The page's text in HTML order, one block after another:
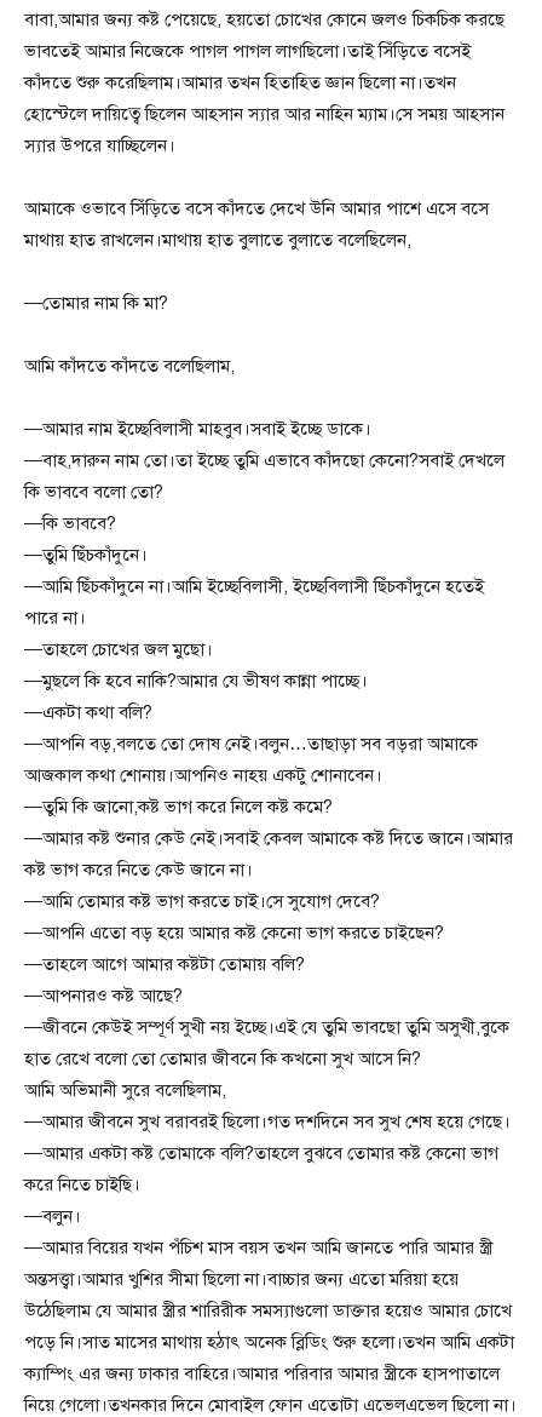
বাবা,আমার জন্য কষ্ট পেয়েছে, হয়তো চোখের কোনে জলও চিকচিক করছে
ভাবতেই আমার নিজেকে পাগল পাগল লাগছিলো।তাই সিঁড়িতে বসেই
কাঁদতে শুরু করেছিলাম।আমার তখন হিতাহিত জ্ঞান ছিলো না।তখন
হোস্টেলে দায়িত্বে ছিলেন আহসান স্যার আর নাহিন ম্যাম।সে সময় আহসান
স্যার উপরে যাচ্ছিলেন।
আমাকে ওভাবে সিঁড়িতে বসে কাঁদতে দেখে উনি আমার পাশে এসে বসে
মাথায় হাত রাখলেন।মাথায় হাত বুলাতে বুলাতে বলেছিলেন,
—তোমার নাম কি মা?
আমি কাঁদতে কাঁদতে বলেছিলাম,
—আমার নাম ইচ্ছেবিলাসী মাহবুব।সবাই ইচ্ছে ডাকে।
—বাহ,দারুন নাম তো।তা ইচ্ছে তুমি এভাবে কাঁদছো কেনো?সবাই দেখলে
কি ভাববে বলো তো?
—কি ভাববে?
—তুমি ছিঁচকাঁদুনে।
—আমি ছিঁচকাঁদুনে না।আমি ইচ্ছেবিলাসী, ইচ্ছেবিলাসী ছিঁচকাঁদুনে হতেই
পারে না।
—তাহলে চোখের জল মুছো।
—মুছলে কি হবে নাকি?আমার যে ভীষণ কান্না পাচ্ছে।
—একটা কথা বলি?
—আপনি বড়,বলতে তো দোষ নেই।বলুন…তাছাড়া সব বড়রা আমাকে
আজকাল কথা শোনায়।আপনিও নাহয় একটু শোনাবেন।
—তুমি কি জানো,কষ্ট ভাগ করে নিলে কষ্ট কমে?
—আমার কষ্ট শুনার কেউ নেই।সবাই কেবল আমাকে কষ্ট দিতে জানে।আমার
কষ্ট ভাগ করে নিতে কেউ জানে না।
—আমি তোমার কষ্ট ভাগ করতে চাই।সে সুযোগ দেবে?
—আপনি এতো বড় হয়ে আমার কষ্ট কেনো ভাগ করতে চাইছেন?
—তাহলে আগে আমার কষ্টটা তোমায় বলি?
—আপনারও কষ্ট আছে?
—জীবনে কেউই সম্পূর্ণ সুখী নয় ইচ্ছে।এই যে তুমি ভাবছো তুমি অসুখী,বুকে
হাত রেখে বলো তো তোমার জীবনে কি কখনো সুখ আসে নি?
আমি অভিমানী সুরে বলেছিলাম,
—আমার জীবনে সুখ বরাবরই ছিলো।গত দশদিনে সব সুখ শেষ হয়ে গেছে।
—আমার একটা কষ্ট তোমাকে বলি?তাহলে বুঝবে তোমার কষ্ট কেনো ভাগ
করে নিতে চাইছি।
—বলুন।
—আমার বিয়ের যখন পঁচিশ মাস বয়স তখন আমি জানতে পারি আমার স্ত্রী
অন্তসত্ত্বা।আমার খুশির সীমা ছিলো না।বাচ্চার জন্য এতো মরিয়া হয়ে
উঠেছিলাম যে আমার স্ত্রীর শারিরীক সমস্যাগুলো ডাক্তার হয়েও আমার চোখে
পড়ে নি।সাত মাসের মাথায় হঠাৎ অনেক ব্লিডিং শুরু হলো।তখন আমি একটা
ক্যাম্পিং এর জন্য ঢাকার বাহিরে।আমার পরিবার আমার স্ত্রীকে হাসপাতালে
নিয়ে গেলো।তখনকার দিনে মোবাইল ফোন এতোটা এভেলএভেল ছিলো না।